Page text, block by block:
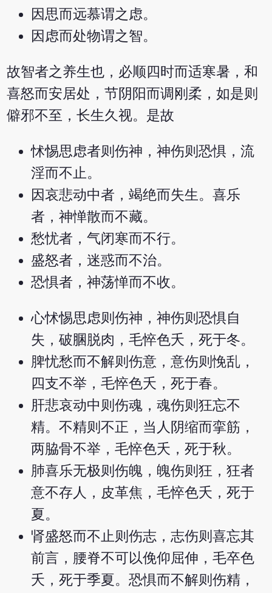
因思而远慕谓之虑。
因虑而处物谓之智。
故智者之养生也，必顺四时而适寒暑，和
喜怒而安居处，节阴阳而调刚柔，如是则
僻邪不至，长生久视。是故
怵惕思虑者则伤神，神伤则恐惧，流
淫而不止。
因哀悲动中者，竭绝而失生。喜乐
者，神惮散而不藏。
愁忧者，气闭寒而不行。
盛怒者，迷惑而不治。
恐惧者，神荡惮而不收。
心怵惕思虑则伤神，神伤则恐惧自
失，破䐃脱肉，毛悴色夭，死于冬。
脾忧愁而不解则伤意，意伤则悗乱，
四支不举，毛悴色夭，死于春。
肝悲哀动中则伤魂，魂伤则狂忘不
精。不精则不正，当人阴缩而挛筋，
两脇骨不举，毛悴色夭，死于秋。
肺喜乐无极则伤魄，魄伤则狂，狂者
意不存人，皮革焦，毛悴色夭，死于
夏。
肾盛怒而不止则伤志，志伤则喜忘其
前言，腰脊不可以俛仰屈伸，毛卒色
夭，死于季夏。恐惧而不解则伤精，